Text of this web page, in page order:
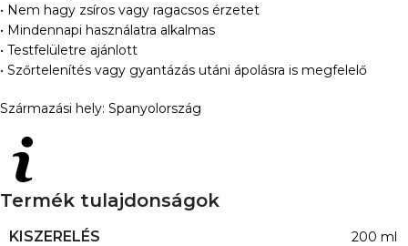
• Nem hagy zsíros vagy ragacsos érzetet
• Mindennapi használatra alkalmas
• Testfelületre ajánlott
• Szőrtelenítés vagy gyantázás utáni ápolásra is megfelelő
Származási hely: Spanyolország
Termék tulajdonságok
KISZERELÉS 200 ml